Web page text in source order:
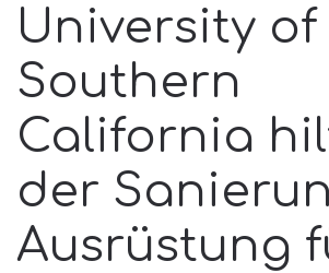
University of
Southern
California
der
Ausrüstung